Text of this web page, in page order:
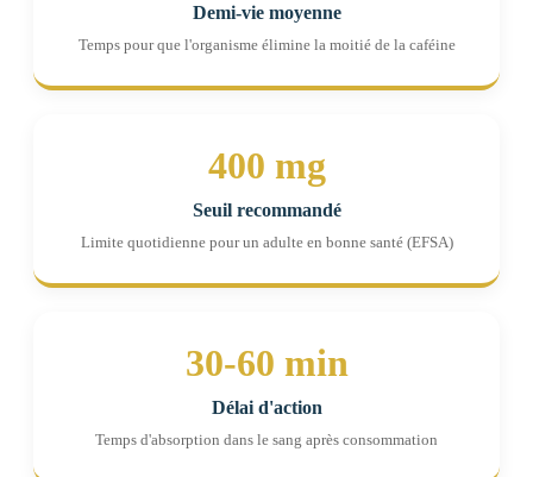
Demi-vie moyenne
Temps pour que l'organisme élimine la moitié de la caféine
400 mg
Seuil recommandé
Limite quotidienne pour un adulte en bonne santé (EFSA)
30-60 min
Délai d'action
Temps d'absorption dans le sang après consommation